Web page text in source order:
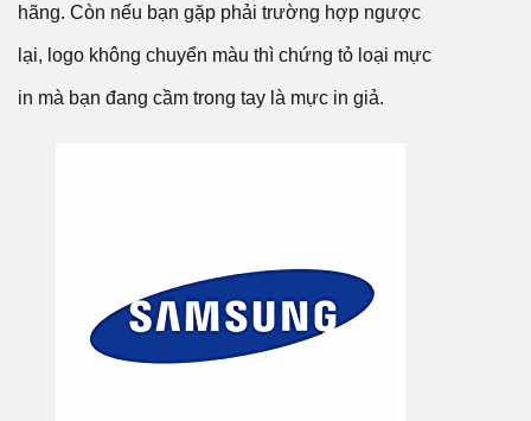
hãng. Còn nếu bạn gặp phải trường hợp ngược
lại, logo không chuyển màu thì chứng tỏ loại mực
in mà bạn đang cầm trong tay là mực in giả.